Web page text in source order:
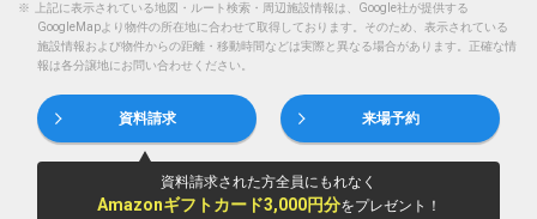
※
上記に表示されている地図・ルート検索・周辺施設情報は、Google社が提供する
GoogleMapより物件の所在地に合わせて取得しております。そのため、表示されている
施設情報および物件からの距離・移動時間などは実際と異なる場合があります。正確な情
報は各分譲地にお問い合わせください。
資料請求 来場予約
資料請求された方全員にもれなく
Amazonギフトカード3,000円分をプレゼント！